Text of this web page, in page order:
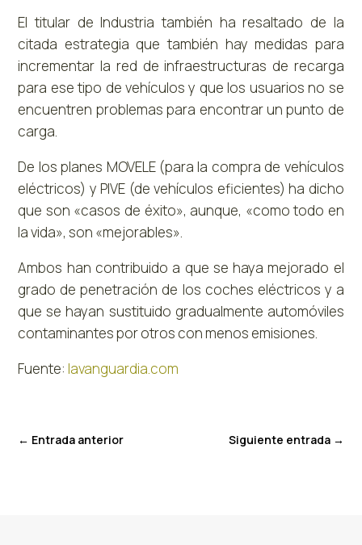
El titular de Industria también ha resaltado de la
citada estrategia que también hay medidas para
incrementar la red de infraestructuras de recarga
para ese tipo de vehículos y que los usuarios no se
encuentren problemas para encontrar un punto de
carga.
De los planes MOVELE (para la compra de vehículos
eléctricos) y PIVE (de vehículos eficientes) ha dicho
que son «casos de éxito», aunque, «como todo en
la vida», son «mejorables».
Ambos han contribuido a que se haya mejorado el
grado de penetración de los coches eléctricos y a
que se hayan sustituido gradualmente automóviles
contaminantes por otros con menos emisiones.
Fuente:lavanguardia.com
← Entrada anterior Siguiente entrada→